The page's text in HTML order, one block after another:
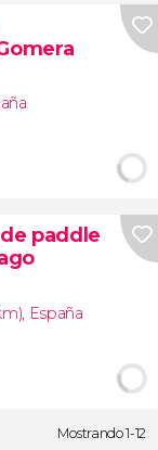
paddle
, España
Mostrando 1-12